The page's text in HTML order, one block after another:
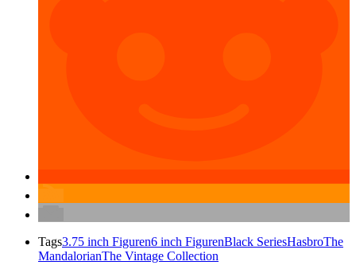
Tags3.75 inch Figuren6 inch FigurenBlack SeriesHasbroThe
MandalorianThe Vintage Collection